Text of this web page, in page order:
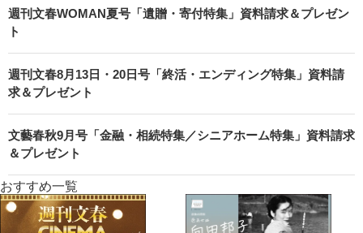
週刊文春WOMAN夏号「遺贈・寄付特集」資料請求＆プレゼン
ト
週刊文春8月13日・20日号「終活・エンディング特集」資料請
求＆プレゼント
文藝春秋9月号「金融・相続特集／シニアホーム特集」資料請求
＆プレゼント
おすすめ一覧